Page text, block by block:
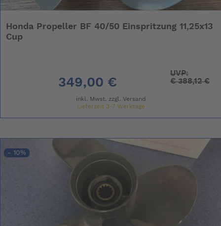
Honda Propeller BF 40/50 Einspritzung 11,25x13
Cup
349,00 €
UVP:
€388,12 €
inkl. Mwst. zzgl. Versand
Lieferzeit 3-7 Werktage
- 10%